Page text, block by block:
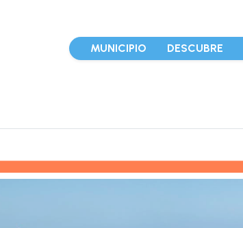
MUNICIPIO DESCUBRE